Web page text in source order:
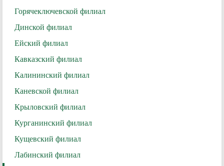
Горячеключевской филиал
Динской филиал
Ейский филиал
Кавказский филиал
Калининский филиал
Каневской филиал
Крыловский филиал
Курганинский филиал
Кущевский филиал
Лабинский филиал